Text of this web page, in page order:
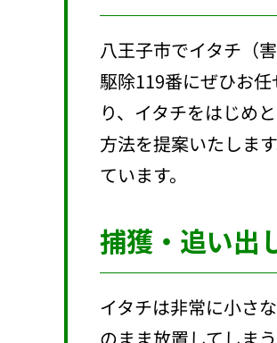
八王子市でイタチ（
駆除119番にぜひお
り、イタチをはじめ
方法を提案いたしま
ています。
捕獲・追い出
イタチは非常に小さ